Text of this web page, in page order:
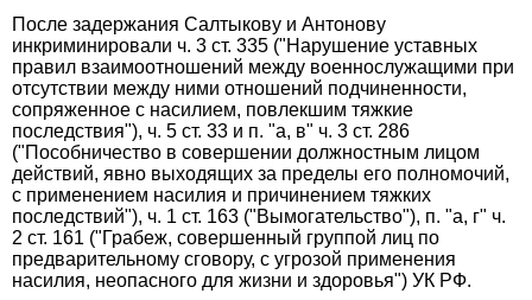
После задержания Салтыкову и Антонову
инкриминировали ч. 3 ст. 335 ("Нарушение уставных
правил взаимоотношений между военнослужащими при
отсутствии между ними отношений подчиненности,
сопряженное с насилием, повлекшим тяжкие
последствия"), ч. 5 ст. 33 и п. "а, в" ч. 3 ст. 286
("Пособничество в совершении должностным лицом
действий, явно выходящих за пределы его полномочий,
с применением насилия и причинением тяжких
последствий"), ч. 1 ст. 163 ("Вымогательство"), п. "а, г" ч.
2 ст. 161 ("Грабеж, совершенный группой лиц по
предварительному сговору, с угрозой применения
насилия, неопасного для жизни и здоровья") УК РФ.